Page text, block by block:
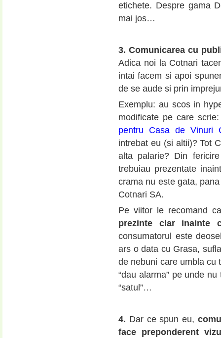
etichete. Despre gama
mai jos…
3. Comunicarea cu
Adica noi la Cotnari
intai facem si apoi
de se aude si prin
Exemplu: au scos in
modificate pe care
pentru Casa de Vinuri
intrebat eu (si altii)? Tot
alta palarie? Din
trebuiau prezentate
crama nu este gata,
Cotnari SA.
Pe viitor le recomand
prezinte clar inainte
consumatorul este
ars o data cu Grasa,
de nebuni care umbla cu
“dau alarma” pe unde
“satul”…
4. Dar ce spun eu,
face preponderent